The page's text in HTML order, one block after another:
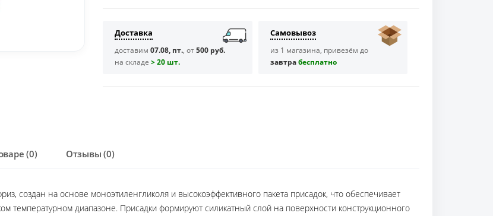
Доставка
доставим 07.08, пт., от500 руб.
на складе > 20 шт.
Самовывоз
из 1 магазина, привезём до
завтрабесплaтно
(0) Отзывы (0)
создан на основе моноэтиленгликоля и высокоэффективного пакета присадок, что обеспечивает
температурном диапазоне. Присадки формируют силикатный слой на поверхности конструкционного